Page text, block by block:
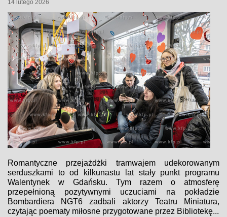
14 lutego 2026
Romantyczne przejażdżki tramwajem udekorowanym
serduszkami to od kilkunastu lat stały punkt programu
Walentynek w Gdańsku. Tym razem o atmosferę
przepełnioną pozytywnymi uczuciami na pokładzie
Bombardiera NGT6 zadbali aktorzy Teatru Miniatura,
czytając poematy miłosne przygotowane przez Bibliotekę...